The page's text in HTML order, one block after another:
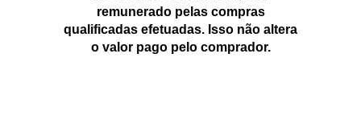
remunerado pelas compras
qualificadas efetuadas. Isso não altera
o valor pago pelo comprador.